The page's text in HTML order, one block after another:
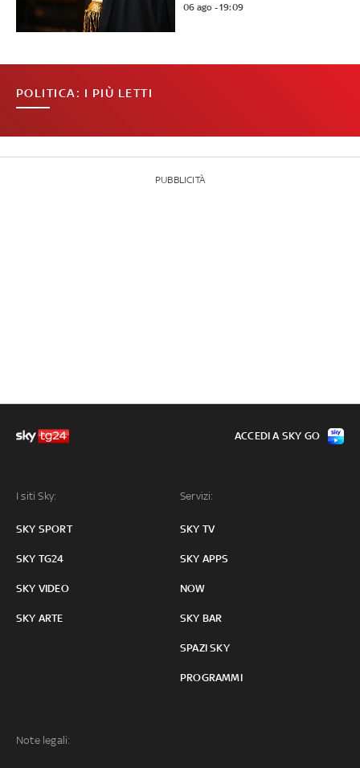
06 ago - 19:09
POLITICA: I PIÙ LETTI
PUBBLICITÀ
I siti Sky:
SKY SPORT
SKY TG24
SKY VIDEO
SKY ARTE
Servizi:
SKY TV
SKY APPS
NOW
SKY BAR
SPAZI SKY
PROGRAMMI
Note legali:
ACCEDI A SKY GO